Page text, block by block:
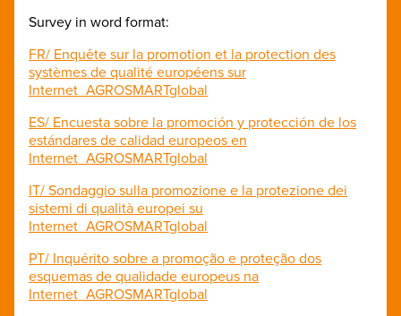
Survey in word format:
FR/ Enquête sur la promotion et la protection des
systèmes de qualité européens sur
Internet_AGROSMARTglobal
ES/ Encuesta sobre la promoción y protección de los
estándares de calidad europeos en
Internet_AGROSMARTglobal
IT/ Sondaggio sulla promozione e la protezione dei
sistemi di qualità europei su
Internet_AGROSMARTglobal
PT/ Inquérito sobre a promoção e proteção dos
esquemas de qualidade europeus na
Internet_AGROSMARTglobal